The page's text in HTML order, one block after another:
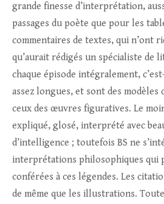
grande finesse d’interprétation,
passages du poète que pour les
commentaires de textes, qui n’ont
qu’aurait rédigés un spécialiste de
chaque épisode intégralement,
assez longues, et sont des modèles
ceux des œuvres figuratives. Le
expliqué, glosé, interprété avec
d’intelligence ; toutefois BS ne
interprétations philosophiques qui
conférées à ces légendes. Les
de même que les illustrations.